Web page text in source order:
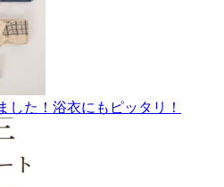
した！浴衣にもピッタリ！